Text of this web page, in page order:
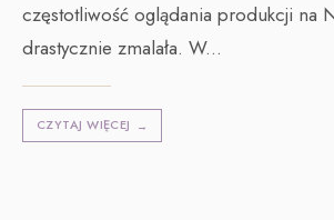
częstotliwość oglądania produkcji na
drastycznie zmalała. W...
CZYTAJ WIĘCEJ →